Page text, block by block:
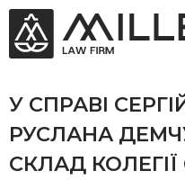
У СПРАВІ
РУСЛАНА
СКЛАД